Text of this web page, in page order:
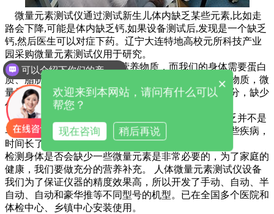
微量元素测试仪通过测试新生儿体内缺乏某些元素,比如走
路会下降,可能是体内缺乏钙,如果设备测试后,发现是一个缺乏
钙,然后医生可以对症下药。 辽宁大连特地高校元所科技产业
园采购微量元素测试仪用于研究。
微量元素作为人体必需的营养物质，而我们的身体需要蛋白
质、脂肪或不同的蛋白质等能给人体提供热量的营养物质，微
量元素是无法提供热量的，它是人体不可缺少的一部分，缺少
任何一种微量元素都是不好的。
微量元素测试仪厂家某些疾病或某些微量元素的缺乏并不是
马上就明显的，但是如果长期缺乏的话，就会出现一些疾病，
时间长了就会在新生儿出现一些健康问题。
检测身体是否会缺少一些微量元素是非常必要的，为了家庭的
健康，我们要做充分的营养补充。 人体微量元素测试仪设备
我们为了保证仪器的精度效果高，所以开发了手动、自动、半
自动、自动和豪华推等不同型号的机型。已在全国多个医院和
体检中心、乡镇中心安装使用。
可以介绍下你们的产品么
×
欢迎来到本网站，请问有什么可以
帮您？
现在咨询 稍后再说